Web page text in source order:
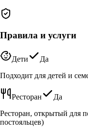
Правила и услуги
Дети
Да
Подходит для детей и
Ресторан
Да
Ресторан, открытый для
постояльцев)